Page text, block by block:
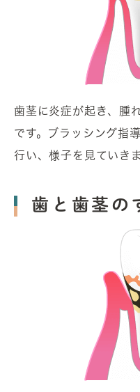
歯茎に炎症が起き、腫
です。ブラッシング指
行い、様子を見ていきま
歯と歯茎の